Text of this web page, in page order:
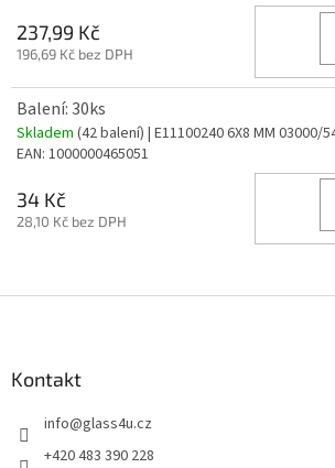
237,99 Kč
196,69 Kč bez DPH
Balení: 30ks
Skladem (42 balení) | E11100240 6X8 MM 03000/
EAN: 1000000465051
34 Kč
28,10 Kč bez DPH
Kontakt
info@glass4u.cz
+420 483 390 228